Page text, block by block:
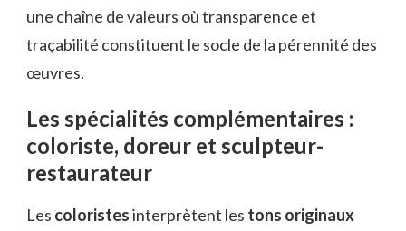
une chaîne de valeurs où transparence et
traçabilité constituent le socle de la pérennité des
œuvres.
Les spécialités complémentaires :
coloriste, doreur et sculpteur-
restaurateur
Les coloristesinterprètent les tons originaux